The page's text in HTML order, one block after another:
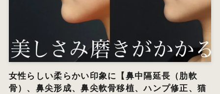
女性らしい柔らかい印象に【鼻中隔延長（肋軟
骨）、鼻尖形成、鼻尖軟骨移植、ハンプ修正、猫